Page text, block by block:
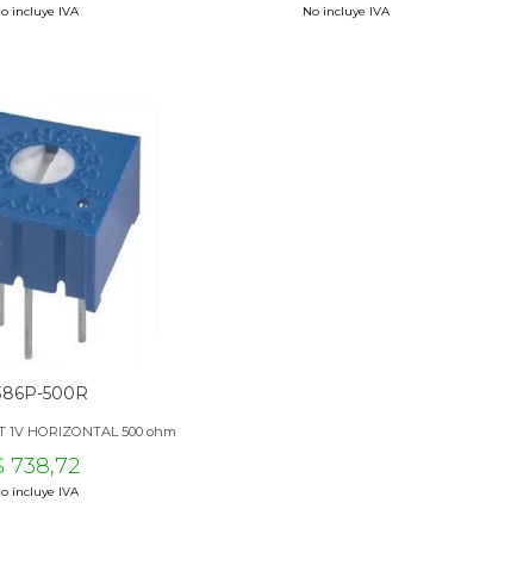
incluye IVA No incluye IVA
500R
1V HORIZONTAL 500 ohm
738,72
incluye IVA